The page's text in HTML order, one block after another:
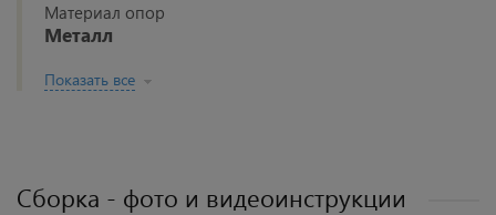
Материал опор
Металл
Показать все
Сборка - фото и видеоинструкции